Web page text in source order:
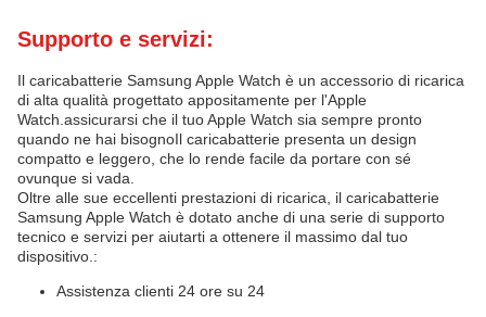
Supporto e servizi:
Il caricabatterie Samsung Apple Watch è un accessorio di ricarica
di alta qualità progettato appositamente per l'Apple
Watch.assicurarsi che il tuo Apple Watch sia sempre pronto
quando ne hai bisognoIl caricabatterie presenta un design
compatto e leggero, che lo rende facile da portare con sé
ovunque si vada.
Oltre alle sue eccellenti prestazioni di ricarica, il caricabatterie
Samsung Apple Watch è dotato anche di una serie di supporto
tecnico e servizi per aiutarti a ottenere il massimo dal tuo
dispositivo.:
Assistenza clienti 24 ore su 24